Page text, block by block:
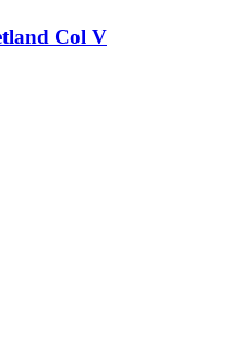
Col V